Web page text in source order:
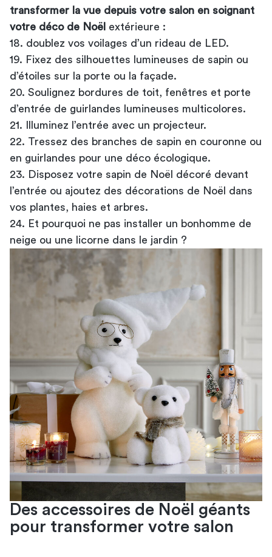
transformer la vue depuis votre salon en soignant
votre déco de Noël extérieure :
18. doublez vos voilages d’un rideau de LED.
19. Fixez des silhouettes lumineuses de sapin ou
d’étoiles sur la porte ou la façade.
20. Soulignez bordures de toit, fenêtres et porte
d’entrée de guirlandes lumineuses multicolores.
21. Illuminez l’entrée avec un projecteur.
22. Tressez des branches de sapin en couronne ou
en guirlandes pour une déco écologique.
23. Disposez votre sapin de Noël décoré devant
l’entrée ou ajoutez des décorations de Noël dans
vos plantes, haies et arbres.
24. Et pourquoi ne pas installer un bonhomme de
neige ou une licorne dans le jardin ?
Des accessoires de Noël géants
pour transformer votre salon